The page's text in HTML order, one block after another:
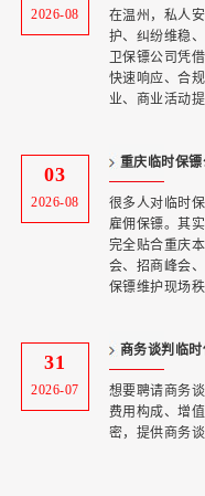
2026-08 —— 中
在温州，私人
护、纠纷维稳
卫保镖公司凭
快速响应、合
业、商业活动
03
2026-08
重庆临时保
专业团队
很多人对临时
雇佣保镖。其
完全贴合重庆
会、招商峰会
保镖维护现场
31
2026-07
商务谈判临
想要聘请商务
费用构成、增
密，提供商务